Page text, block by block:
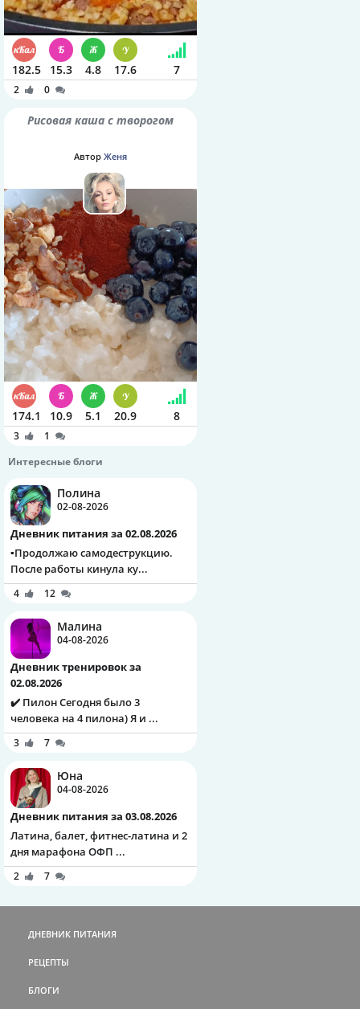
182.5 15.3 4.8 17.6 7
2 0
Рисовая каша с творогом
Автор Женя
174.1 10.9 5.1 20.9 8
3
1
Интересные блоги
Полина
02-08-2026
Дневник питания за 02.08.2026
▪️Продолжаю самодеструкцию.
После работы кинула ку...
4 12
Малина
04-08-2026
Дневник тренировок за
02.08.2026
✔️ Пилон Сегодня было 3
человека на 4 пилона) Я и ...
3 7
Юна
04-08-2026
Дневник питания за 03.08.2026
Латина, балет, фитнес-латина и 2
дня марафона ОФП ...
2 7
ДНЕВНИК ПИТАНИЯ
РЕЦЕПТЫ
БЛОГИ